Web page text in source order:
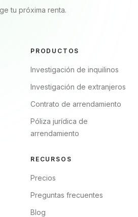
tu próxima renta.
PRODUCTOS
Investigación de inquilinos
Investigación de extranjeros
Contrato de arrendamiento
Póliza jurídica de
arrendamiento
RECURSOS
Precios
Preguntas frecuentes
Blog